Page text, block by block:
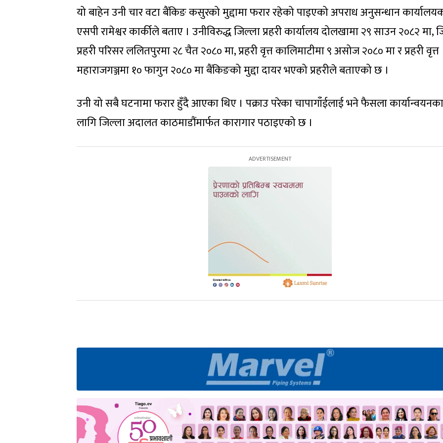
यो बाहेन उनी चार वटा बैंकिङ कसुरको मुद्दामा फरार रहेको पाइएको अपराध अनुसन्धान
एसपी रामेश्वर कार्कीले बताए । उनीविरुद्ध जिल्ला प्रहरी कार्यालय दोलखामा २९ साउन २०८२ मा,
प्रहरी परिसर ललितपुरमा २८ चैत २०८० मा, प्रहरी वृत्त कालिमाटीमा ९ असोज २०८० मा र प्रहरी वृत्त
महाराजगञ्जमा १० फागुन २०८० मा बैंकिङको मुद्दा दायर भएको प्रहरीले बताएको छ ।
उनी यो सबै घटनामा फरार हुँदै आएका थिए । पक्राउ परेका चापागाँईलाई भने फैसला कार्यान्वयनका
लागि जिल्ला अदालत काठमाडौंमार्फत कारागार पठाइएको छ ।